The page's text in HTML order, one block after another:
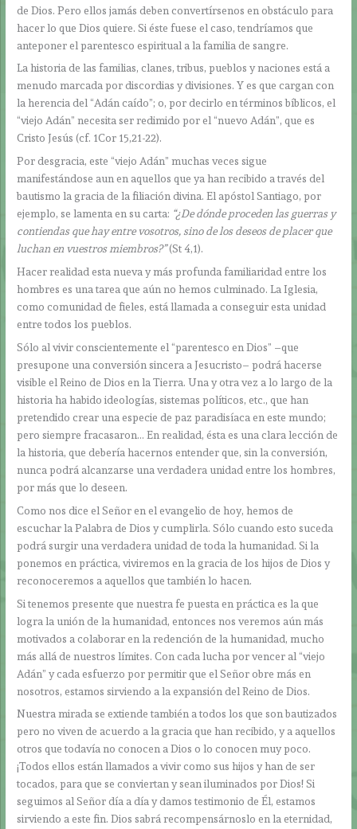
de Dios. Pero ellos jamás deben convertírsenos en obstáculo para
hacer lo que Dios quiere. Si éste fuese el caso, tendríamos que
anteponer el parentesco espiritual a la familia de sangre.
La historia de las familias, clanes, tribus, pueblos y naciones está a
menudo marcada por discordias y divisiones. Y es que cargan con
la herencia del “Adán caído”; o, por decirlo en términos bíblicos, el
“viejo Adán” necesita ser redimido por el “nuevo Adán”, que es
Cristo Jesús (cf. 1Cor 15,21-22).
Por desgracia, este “viejo Adán” muchas veces sigue
manifestándose aun en aquellos que ya han recibido a través del
bautismo la gracia de la filiación divina. El apóstol Santiago, por
ejemplo, se lamenta en su carta: “¿De dónde proceden las guerras y
contiendas que hay entre vosotros, sino de los deseos de placer que
luchan en vuestros miembros?”(St 4,1).
Hacer realidad esta nueva y más profunda familiaridad entre los
hombres es una tarea que aún no hemos culminado. La Iglesia,
como comunidad de fieles, está llamada a conseguir esta unidad
entre todos los pueblos.
Sólo al vivir conscientemente el “parentesco en Dios” –que
presupone una conversión sincera a Jesucristo– podrá hacerse
visible el Reino de Dios en la Tierra. Una y otra vez a lo largo de la
historia ha habido ideologías, sistemas políticos, etc., que han
pretendido crear una especie de paz paradisíaca en este mundo;
pero siempre fracasaron… En realidad, ésta es una clara lección de
la historia, que debería hacernos entender que, sin la conversión,
nunca podrá alcanzarse una verdadera unidad entre los hombres,
por más que lo deseen.
Como nos dice el Señor en el evangelio de hoy, hemos de
escuchar la Palabra de Dios y cumplirla. Sólo cuando esto suceda
podrá surgir una verdadera unidad de toda la humanidad. Si la
ponemos en práctica, viviremos en la gracia de los hijos de Dios y
reconoceremos a aquellos que también lo hacen.
Si tenemos presente que nuestra fe puesta en práctica es la que
logra la unión de la humanidad, entonces nos veremos aún más
motivados a colaborar en la redención de la humanidad, mucho
más allá de nuestros límites. Con cada lucha por vencer al “viejo
Adán” y cada esfuerzo por permitir que el Señor obre más en
nosotros, estamos sirviendo a la expansión del Reino de Dios.
Nuestra mirada se extiende también a todos los que son bautizados
pero no viven de acuerdo a la gracia que han recibido, y a aquellos
otros que todavía no conocen a Dios o lo conocen muy poco.
¡Todos ellos están llamados a vivir como sus hijos y han de ser
tocados, para que se conviertan y sean iluminados por Dios! Si
seguimos al Señor día a día y damos testimonio de Él, estamos
sirviendo a este fin. Dios sabrá recompensárnoslo en la eternidad,